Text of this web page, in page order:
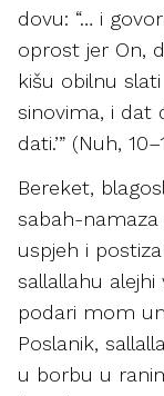
dovu: “… i
oprost jer On,
kišu obilnu
sinovima, i dat
dati.’” (Nuh,
Bereket,
sabah-
uspjeh i
sallallahu alejhi
podari mom
Poslanik,
u borbu u